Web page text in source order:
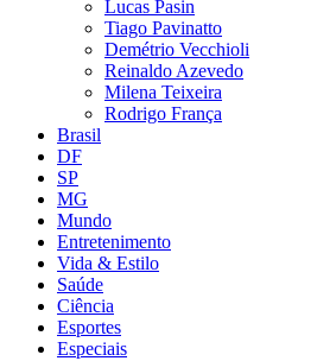
Lucas Pasin
Tiago Pavinatto
Demétrio Vecchioli
Reinaldo Azevedo
Milena Teixeira
Rodrigo França
Brasil
DF
SP
MG
Mundo
Entretenimento
Vida & Estilo
Saúde
Ciência
Esportes
Especiais